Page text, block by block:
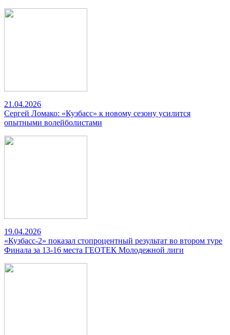
21.04.2026
Сергей Ломако: «Кузбасс» к новому сезону усилится
опытными волейболистами
19.04.2026
«Кузбасс-2» показал стопроцентный результат во втором туре
Финала за 13-16 места ГЕОТЕК Молодежной лиги